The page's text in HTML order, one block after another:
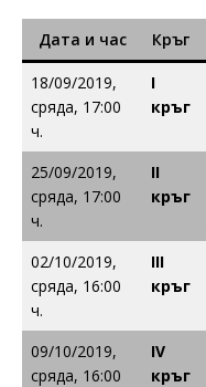
Дата и час Кръг
18/09/2019,
сряда, 17:00
ч.
I
кръг
25/09/2019,
сряда, 17:00
ч.
II
кръг
02/10/2019,
сряда, 16:00
ч.
III
кръг
09/10/2019,
сряда, 16:00
IV
кръг